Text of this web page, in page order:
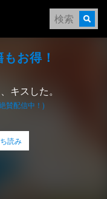
お得！
キスした。
賛配信中！)
読み